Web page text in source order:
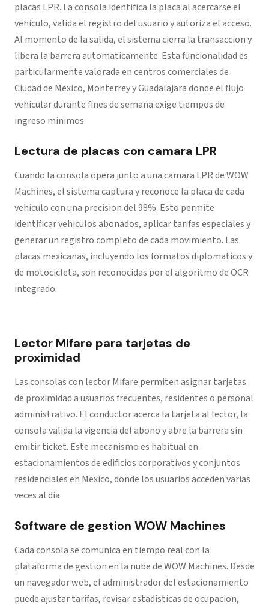
placas LPR. La consola identifica la placa al acercarse el
vehiculo, valida el registro del usuario y autoriza el acceso.
Al momento de la salida, el sistema cierra la transaccion y
libera la barrera automaticamente. Esta funcionalidad es
particularmente valorada en centros comerciales de
Ciudad de Mexico, Monterrey y Guadalajara donde el flujo
vehicular durante fines de semana exige tiempos de
ingreso minimos.
Lectura de placas con camara LPR
Cuando la consola opera junto a una camara LPR de WOW
Machines, el sistema captura y reconoce la placa de cada
vehiculo con una precision del 98%. Esto permite
identificar vehiculos abonados, aplicar tarifas especiales y
generar un registro completo de cada movimiento. Las
placas mexicanas, incluyendo los formatos diplomaticos y
de motocicleta, son reconocidas por el algoritmo de OCR
integrado.
Lector Mifare para tarjetas de
proximidad
Las consolas con lector Mifare permiten asignar tarjetas
de proximidad a usuarios frecuentes, residentes o personal
administrativo. El conductor acerca la tarjeta al lector, la
consola valida la vigencia del abono y abre la barrera sin
emitir ticket. Este mecanismo es habitual en
estacionamientos de edificios corporativos y conjuntos
residenciales en Mexico, donde los usuarios acceden varias
veces al dia.
Software de gestion WOW Machines
Cada consola se comunica en tiempo real con la
plataforma de gestion en la nube de WOW Machines. Desde
un navegador web, el administrador del estacionamiento
puede ajustar tarifas, revisar estadisticas de ocupacion,